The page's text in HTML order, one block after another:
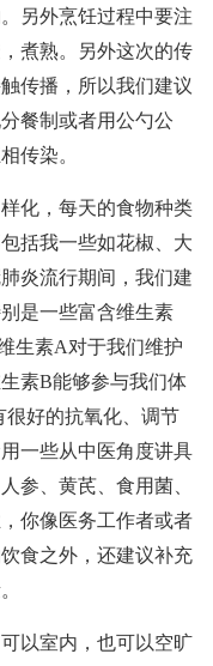
另外烹饪过程中要注
煮熟。另外这次的传
传播，所以我们建议
餐制或者用公勺公
传染。
化，每天的食物种类
括我一些如花椒、大
炎流行期间，我们建
是一些富含维生素
生素A对于我们维护
素B能够参与我们体
很好的抗氧化、调节
一些从中医角度讲具
参、黄芪、食用菌、
你像医务工作者或者
食之外，还建议补充
以室内，也可以空旷